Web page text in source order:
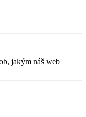
jakým náš web